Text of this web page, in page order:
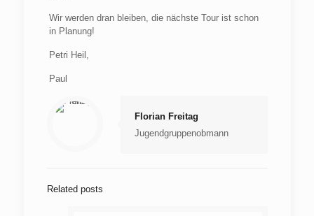
Wir werden dran bleiben, die nächste Tour ist schon
in Planung!
Petri Heil,
Paul
Florian Freitag
Jugendgruppenobmann
Related posts